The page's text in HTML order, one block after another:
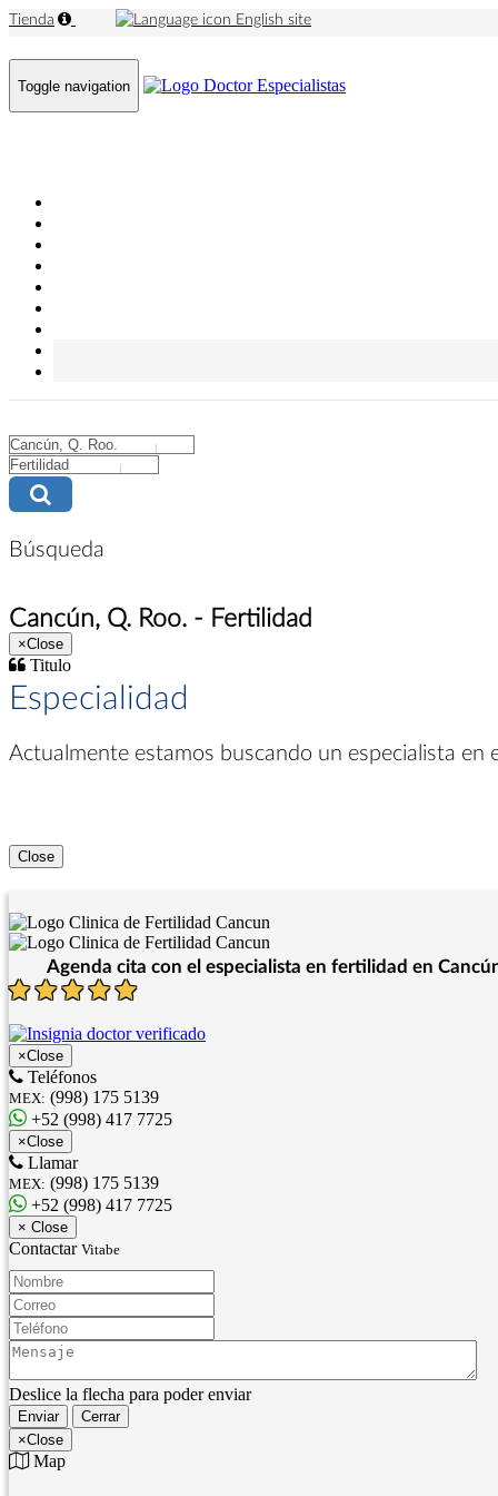
Tienda English site
Toggle navigation
City
Búsqueda
Cancún, Q. Roo. - Fertilidad
×Close
Titulo
Especialidad
Actualmente estamos buscando un especialista en
Close
Agenda cita con el especialista en fertilidad en
×Close
Teléfonos
MEX: (998) 175 5139
+52 (998) 417 7725
×Close
Llamar
MEX: (998) 175 5139
+52 (998) 417 7725
× Close
Contactar Vitabe
Nombre:
Correo:
Teléfono:
Mensaje:
Deslice la flecha para poder enviar
Enviar
Cerrar
×Close
Map